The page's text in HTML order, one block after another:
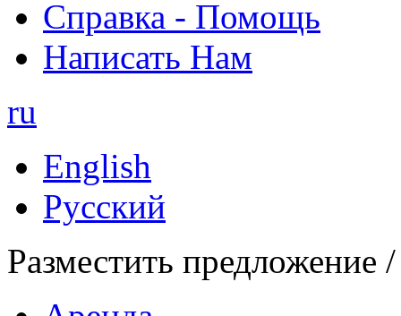
Справка - Помощь
Написать Нам
ru
English
Русский
Разместить предложение